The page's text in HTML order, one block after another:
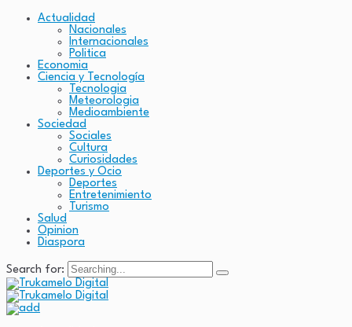
Actualidad
Nacionales
Internacionales
Politica
Economia
Ciencia y Tecnología
Tecnologia
Meteorologia
Medioambiente
Sociedad
Sociales
Cultura
Curiosidades
Deportes y Ocio
Deportes
Entretenimiento
Turismo
Salud
Opinion
Diaspora
Search for: